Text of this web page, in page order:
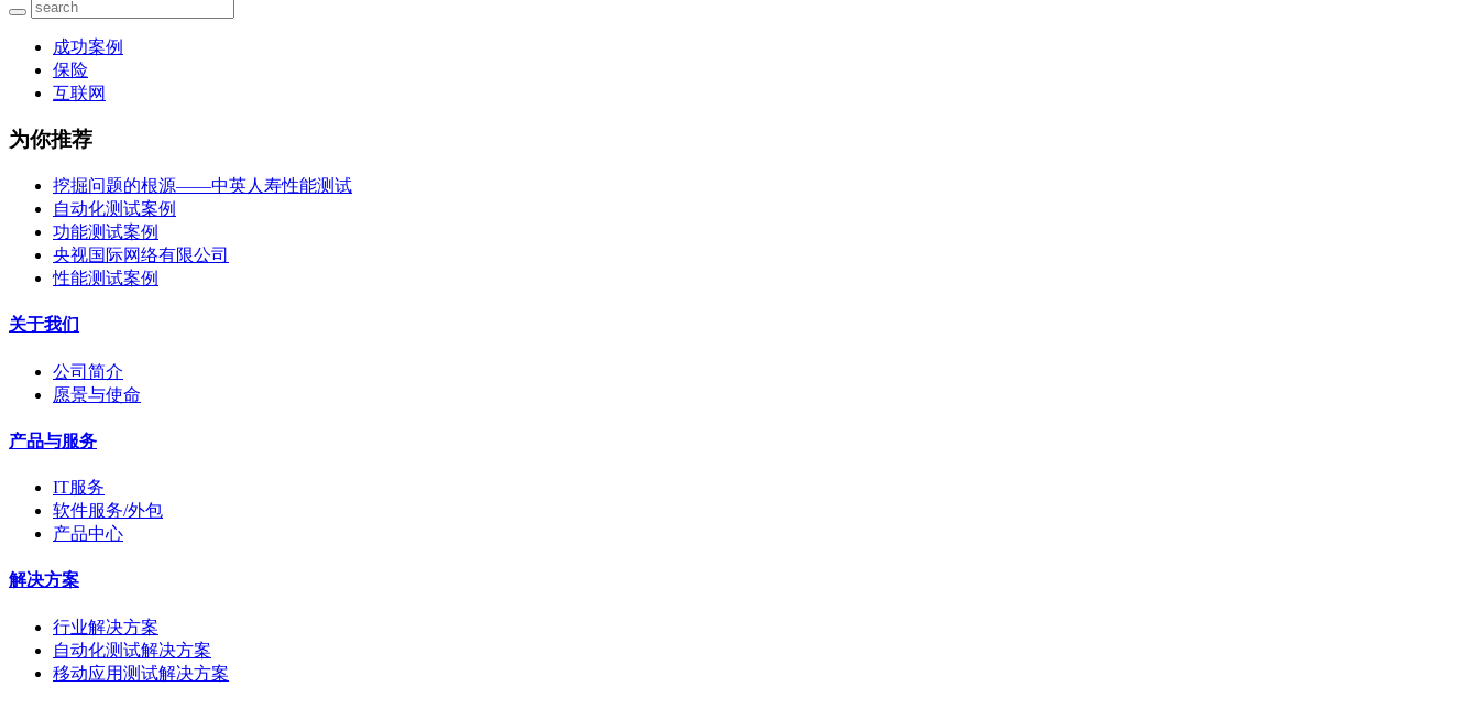
成功案例
保险
互联网
为你推荐
挖掘问题的根源——中英人寿性能测试
自动化测试案例
功能测试案例
央视国际网络有限公司
性能测试案例
关于我们
公司简介
愿景与使命
产品与服务
IT服务
软件服务/外包
产品中心
解决方案
行业解决方案
自动化测试解决方案
移动应用测试解决方案